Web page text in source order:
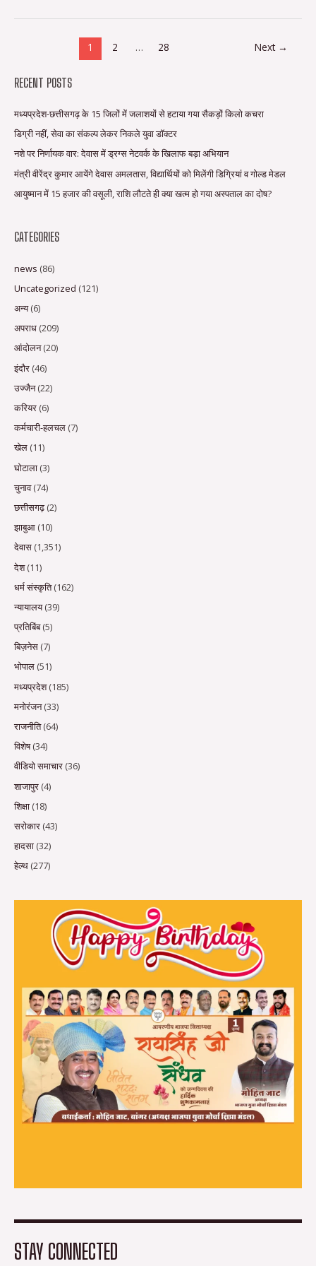
1 2 … 28 Next →
RECENT POSTS
मध्यप्रदेश-छत्तीसगढ़ के 15 जिलों में जलाशयों से हटाया गया सैकड़ों किलो कचरा
डिग्री नहीं, सेवा का संकल्प लेकर निकले युवा डॉक्टर
नशे पर निर्णायक वार: देवास में ड्रग्स नेटवर्क के खिलाफ बड़ा अभियान
मंत्री वीरेंद्र कुमार आयेंगे देवास अमलतास, विद्यार्थियों को मिलेंगी डिग्रियां व गोल्ड मेडल
आयुष्मान में 15 हजार की वसूली, राशि लौटते ही क्या खत्म हो गया अस्पताल का दोष?
CATEGORIES
news (86)
Uncategorized (121)
अन्य(6)
अपराध (209)
आंदोलन(20)
इंदौर (46)
उज्जैन(22)
करियर (6)
कर्मचारी-हलचल (7)
खेल (11)
घोटाला (3)
चुनाव(74)
छत्तीसगढ़(2)
झाबुआ (10)
देवास (1,351)
देश(11)
धर्म संस्कृति(162)
न्यायालय(39)
प्रतिबिंब(5)
बिज़नेस (7)
भोपाल (51)
मध्यप्रदेश(185)
मनोरंजन(33)
राजनीति(64)
विशेष(34)
वीडियो समाचार (36)
शाजापुर (4)
शिक्षा (18)
सरोकार (43)
हादसा (32)
हेल्थ (277)
STAY CONNECTED